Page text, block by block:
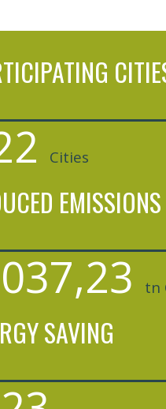
Cities
EMISSIONS
tn
SAVING